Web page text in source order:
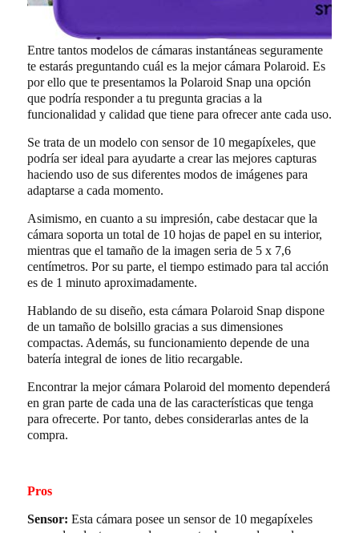
Entre tantos modelos de cámaras instantáneas seguramente
te estarás preguntando cuál es la mejor cámara Polaroid. Es
por ello que te presentamos la Polaroid Snap una opción
que podría responder a tu pregunta gracias a la
funcionalidad y calidad que tiene para ofrecer ante cada uso.
Se trata de un modelo con sensor de 10 megapíxeles, que
podría ser ideal para ayudarte a crear las mejores capturas
haciendo uso de sus diferentes modos de imágenes para
adaptarse a cada momento.
Asimismo, en cuanto a su impresión, cabe destacar que la
cámara soporta un total de 10 hojas de papel en su interior,
mientras que el tamaño de la imagen seria de 5 x 7,6
centímetros. Por su parte, el tiempo estimado para tal acción
es de 1 minuto aproximadamente.
Hablando de su diseño, esta cámara Polaroid Snap dispone
de un tamaño de bolsillo gracias a sus dimensiones
compactas. Además, su funcionamiento depende de una
batería integral de iones de litio recargable.
Encontrar la mejor cámara Polaroid del momento dependerá
en gran parte de cada una de las características que tenga
para ofrecerte. Por tanto, debes considerarlas antes de la
compra.
Pros
Sensor: Esta cámara posee un sensor de 10 megapíxeles